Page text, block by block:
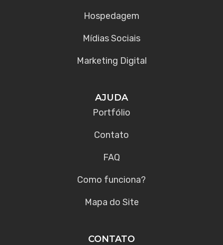
Hospedagem
Mídias Sociais
Marketing Digital
AJUDA
Portfólio
Contato
FAQ
Como funciona?
Mapa do Site
CONTATO